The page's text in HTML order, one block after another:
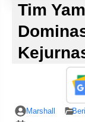
Tim
Marshall